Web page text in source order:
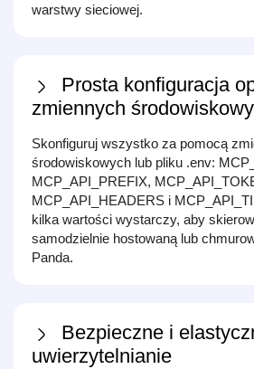
warstwy sieciowej.
Prosta konfiguracja
zmiennych
Skonfiguruj wszystko za pomocą
środowiskowych lub pliku .env:
MCP_API_PREFIX,
MCP_API_HEADERS i
kilka wartości wystarczy, aby
samodzielnie hostowaną lub
Panda.
Bezpieczne i
uwierzytelnianie